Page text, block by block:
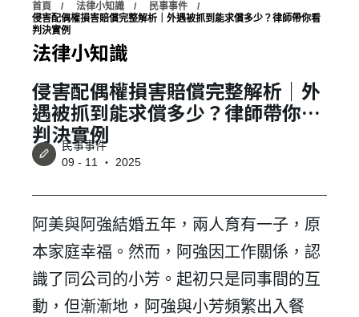
首頁 法律小知識
民事事件
侵害配偶權損害賠償完整解析｜外遇被抓到能求償多少？律師帶你看
判決實例
法律小知識
侵害配偶權損害賠償完整解析｜外
遇被抓到能求償多少？律師帶你看
判決實例
民事事件
09 - 11 ‧ 2025
阿美與阿強結婚五年，兩人育有一子，原
本家庭幸福。然而，阿強因工作關係，認
識了同公司的小芳。起初只是同事間的互
動，但漸漸地，阿強與小芳頻繁出入餐